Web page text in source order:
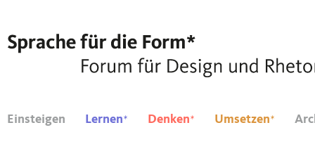
Einsteigen Lernen* Denken* Umsetzen*